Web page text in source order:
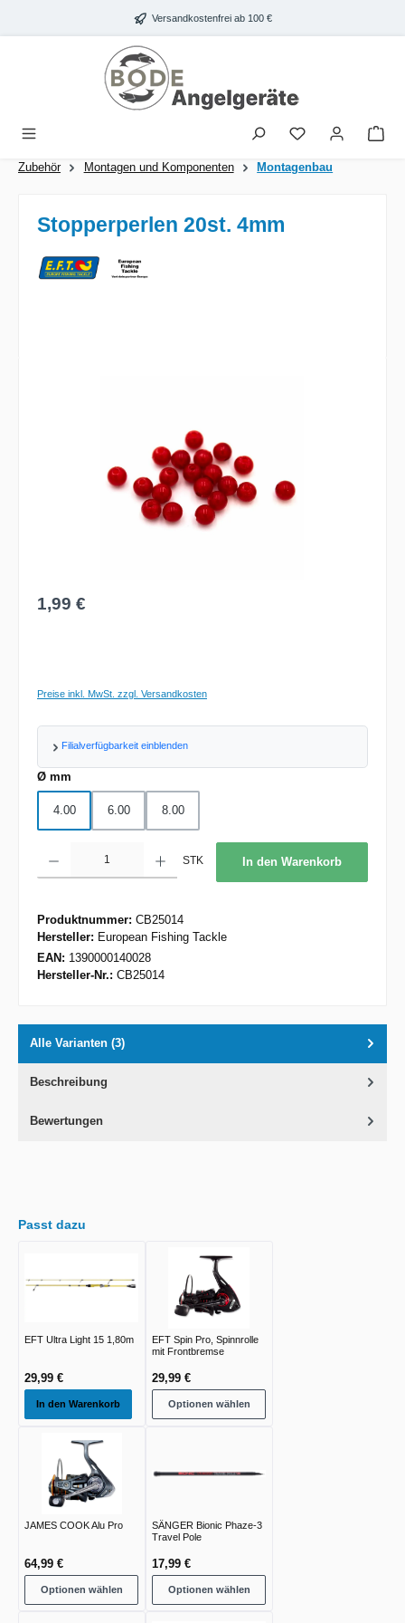
Zum Hauptinhalt springen Versandkostenfrei ab 100 €
Zubehör Montagen und Komponenten Montagenbau
Stopperperlen 20st. 4mm
Regulärer Preis:
1,99 €
Preise inkl. MwSt. zzgl. Versandkosten
Filialverfügbarkeit einblenden
Ø mm
4.00 6.00 8.00
STK In den Warenkorb
Produktnummer: CB25014
Hersteller: European Fishing Tackle
EAN: 1390000140028
Hersteller-Nr.: CB25014
Alle Varianten (3)
Beschreibung
Bewertungen
Passt dazu
EFT Ultra Light 15 1,80m
29,99 €
In den Warenkorb
EFT Spin Pro, Spinnrolle
mit Frontbremse
29,99 €
Optionen wählen
JAMES COOK Alu Pro
64,99 €
Optionen wählen
SÄNGER Bionic Phaze-3
Travel Pole
17,99 €
Optionen wählen